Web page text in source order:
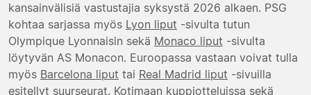
kansainvälisiä vastustajia syksystä 2026 alkaen. PSG
kohtaa sarjassa myös Lyon liput -sivulta tutun
Olympique Lyonnaisin sekä Monaco liput -sivulta
löytyvän AS Monacon. Euroopassa vastaan voivat tulla
myös Barcelona liput tai Real Madrid liput -sivuilla
esitellyt suurseurat. Kotimaan kuppiotteluissa sekä